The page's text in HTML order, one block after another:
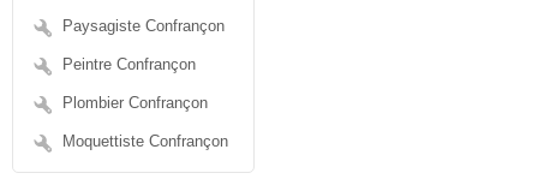
Paysagiste Confrançon
Peintre Confrançon
Plombier Confrançon
Moquettiste Confrançon